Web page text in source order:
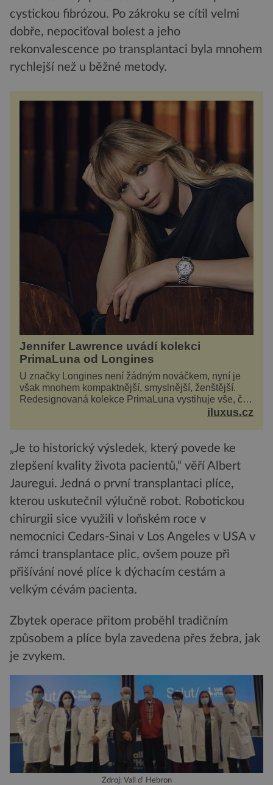
cystickou fibrózou. Po zákroku se cítil velmi
dobře, nepociťoval bolest a jeho
rekonvalescence po transplantaci byla mnohem
rychlejší než u běžné metody.
Jennifer Lawrence uvádí kolekci
PrimaLuna od Longines
U značky Longines není žádným nováčkem, nyní je
však mnohem kompaktnější, smyslnější, ženštější.
Redesignovaná kolekce PrimaLuna vystihuje vše, čím
je značka Longines dnes a čím byla i před stoiluxus.cz
„Je to historický výsledek, který povede ke
zlepšení kvality života pacientů,“ věří Albert
Jauregui. Jedná o první transplantaci plíce,
kterou uskutečnil výlučně robot. Robotickou
chirurgii sice využili v loňském roce v
nemocnici Cedars-Sinai v Los Angeles v USA v
rámci transplantace plic, ovšem pouze při
přišívání nové plíce k dýchacím cestám a
velkým cévám pacienta.
Zbytek operace přitom proběhl tradičním
způsobem a plíce byla zavedena přes žebra, jak
je zvykem.
Zdroj: Vall d‘ Hebron